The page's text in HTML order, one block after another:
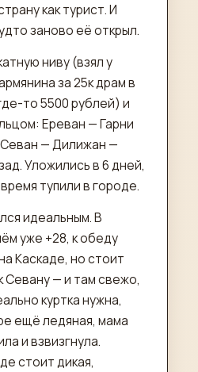
как турист. И
заново её открыл.
ниву (взял у
за 25к драм в
то 5500 рублей) и
Ереван — Гарни
— Дилижан —
Уложились в 6 дней,
тупили в городе.
идеальным. В
уже +28, к обеду
Каскаде, но стоит
Севану — и там свежо,
куртка нужна,
ещё ледяная, мама
и взвизгнула.
стоит дикая,